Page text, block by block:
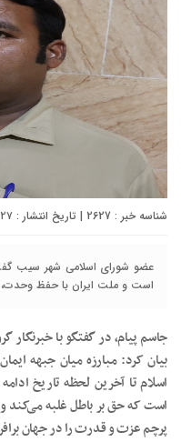
شناسه خبر : 2627 | تاریخ انتشار : ۲۷ اسفند ۱۴۰۴ - ۹:۲۷ | تعداد دیدگاه :
عضو شورای اسلامی شهر سیب
است و ملت ایران با حفظ
جاسم پیام، در گفتگو با خبرنگار
بیان کرد: مبارزه میان جبهه
اسلام تا آخرین لحظه تاریخ
است که حق بر باطل غلبه
پرچم عزت و قدرت را در جهان